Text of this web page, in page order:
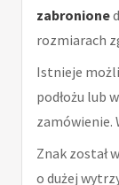
zabronione
rozmiarach
Istnieje
podłożu lub
zamówienie.
Znak został
o dużej